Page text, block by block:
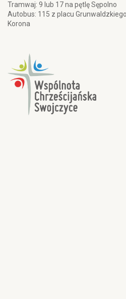
Tramwaj: 9 lub 17 na pętlę Sępolno
Autobus: 115 z placu
Korona